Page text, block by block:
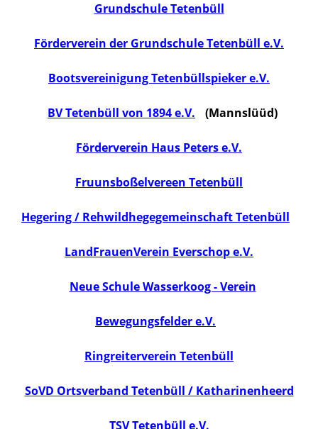
Grundschule Tetenbüll
Förderverein der Grundschule Tetenbüll e.V.
Bootsvereinigung Tetenbüllspieker e.V.
BV Tetenbüll von 1894 e.V. (Mannslüüd)
Förderverein Haus Peters e.V.
Fruunsboßelvereen Tetenbüll
Hegering / Rehwildhegegemeinschaft Tetenbüll
LandFrauenVerein Everschop e.V.
Neue Schule Wasserkoog - Verein
Bewegungsfelder e.V.
Ringreiterverein Tetenbüll
SoVD Ortsverband Tetenbüll / Katharinenheerd
TSV Tetenbüll e.V.